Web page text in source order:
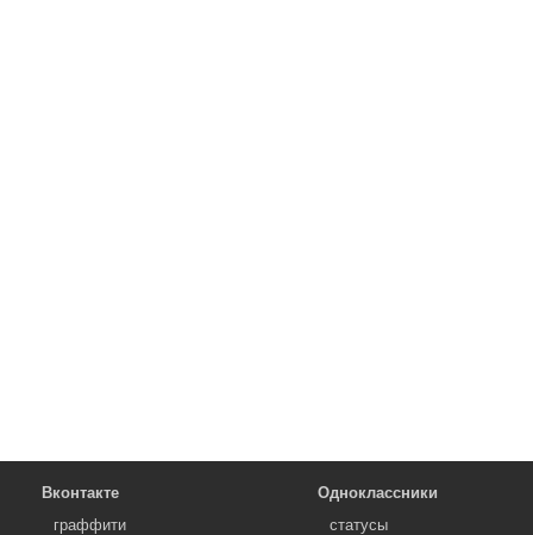
Вконтакте
граффити
Одноклассники
статусы